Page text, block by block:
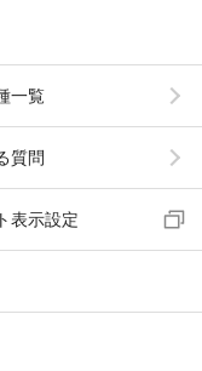
一覧
質問
表示設定